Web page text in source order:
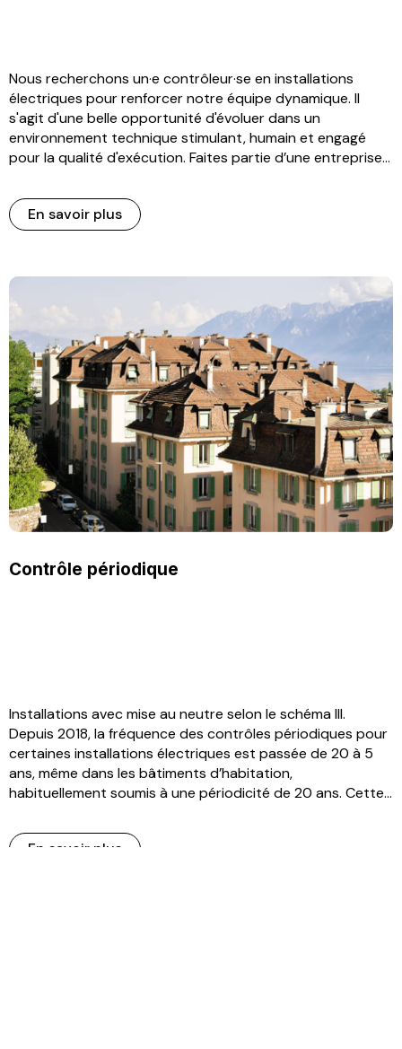
Nous recherchons un·e contrôleur·se en installations
électriques pour renforcer notre équipe dynamique. Il
s'agit d'une belle opportunité d'évoluer dans un
environnement technique stimulant, humain et engagé
pour la qualité d'exécution. Faites partie d’une entreprise...
En savoir plus
Contrôle périodique
Installations avec mise au neutre selon le schéma III.
Depuis 2018, la fréquence des contrôles périodiques pour
certaines installations électriques est passée de 20 à 5
ans, même dans les bâtiments d’habitation,
habituellement soumis à une périodicité de 20 ans. Cette...
En savoir plus